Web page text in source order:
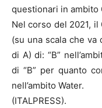
questionari in ambito
Nel corso del 2021,
(su una scala che va
di A) di: “B”
di “B” per quanto
nell’ambito Water.
(ITALPRESS).